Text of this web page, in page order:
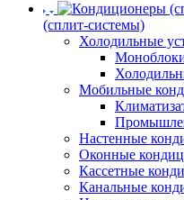
(сплит-системы)
Холодильные
Мобильные
Настенные
Оконные
Кассетные
Канальные